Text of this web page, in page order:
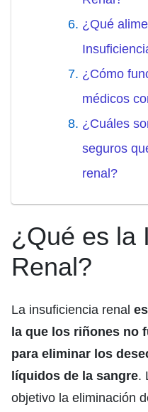
¿Qué
¿Cómo
médicos
¿Cuáles
seguros
renal?
¿Qué es la
Renal?
La insuficiencia renal
la que los riñones no
para eliminar los
líquidos de la sangre.
objetivo la eliminación